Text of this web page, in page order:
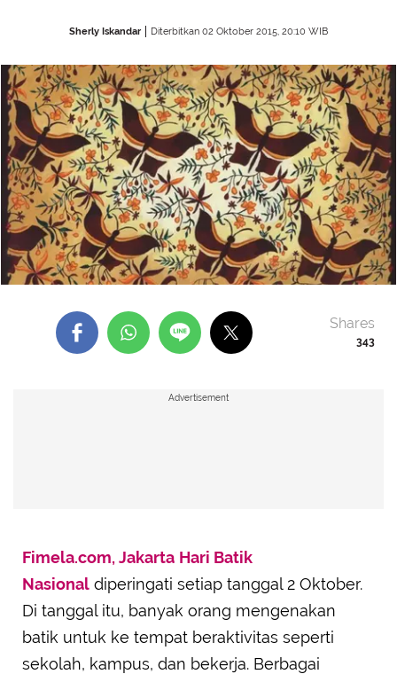
Sherly Iskandar Diterbitkan 02 Oktober 2015, 20:10 WIB
343
Shares
Advertisement
Fimela.com, Jakarta Hari Batik
Nasional diperingati setiap tanggal 2 Oktober.
Di tanggal itu, banyak orang mengenakan
batik untuk ke tempat beraktivitas seperti
sekolah, kampus, dan bekerja. Berbagai